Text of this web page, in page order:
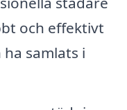
och effektivt
samlats i